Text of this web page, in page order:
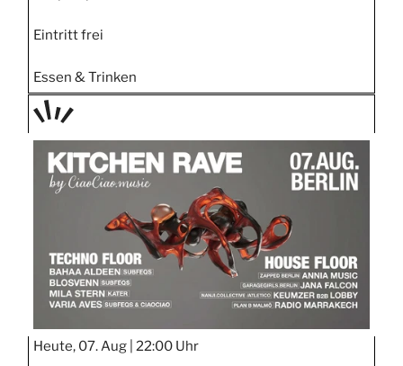
Eintritt frei
Essen & Trinken
TAGE
STIPP
Heute, 07. Aug | 22:00 Uhr